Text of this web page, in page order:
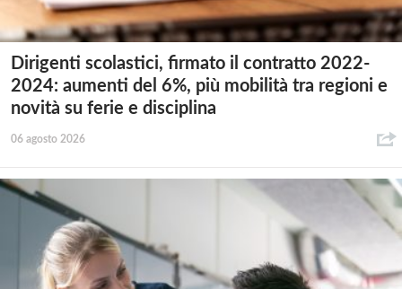
Dirigenti scolastici, firmato il contratto 2022-
2024: aumenti del 6%, più mobilità tra regioni e
novità su ferie e disciplina
06 agosto 2026